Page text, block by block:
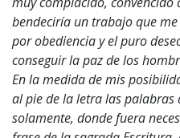
bendeciría un trabajo que
por obediencia y el puro
conseguir la paz de los
En la medida de mis
al pie de la letra las palabras
solamente, donde fuera